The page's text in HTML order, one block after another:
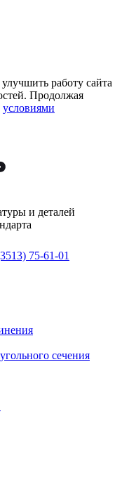
работу сайта
Продолжая
условиями
и деталей
75-61-01
сечения